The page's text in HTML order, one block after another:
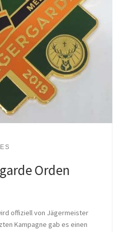
Orden
offiziell von Jägermeister
Kampagne gab es einen